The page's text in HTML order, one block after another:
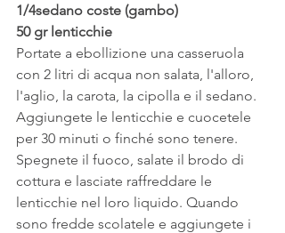
1/4sedano coste (gambo)
50 gr lenticchie
Portate a ebollizione una casseruola
con 2 litri di acqua non salata, l'alloro,
l'aglio, la carota, la cipolla e il sedano.
Aggiungete le lenticchie e cuocetele
per 30 minuti o finché sono tenere.
Spegnete il fuoco, salate il brodo di
cottura e lasciate raffreddare le
lenticchie nel loro liquido. Quando
sono fredde scolatele e aggiungete i